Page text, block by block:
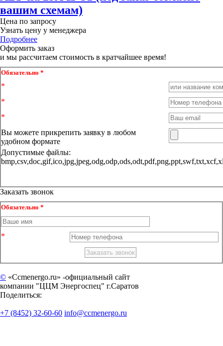
вашим схемам)
Цена по запросу
Узнать цену у менеджера
Подробнее
Оформить заказ
и мы рассчитаем стоимость в кратчайшее время!
Обязательно *
Вы можете прикрепить заявку в любом
удобном формате
Допустимые файлы:
Заказать звонок
Обязательно *
© «Ccmenergo.ru» -официальный сайт
компании "ЦЦМ Энергоспец" г.Саратов
Поделиться:
+7 (8452) 32-60-60 info@ccmenergo.ru